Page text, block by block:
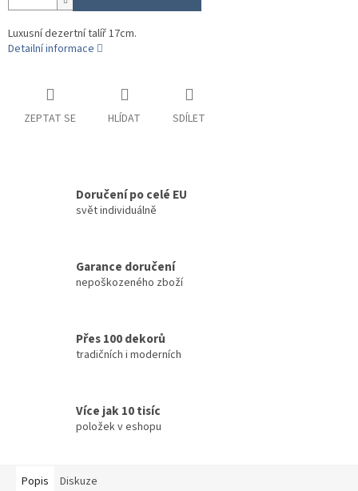
Luxusní dezertní talíř 17cm.
Detailní informace
ZEPTAT SE HLÍDAT SDÍLET
Doručení po celé EU
svět individuálně
Garance doručení
nepoškozeného zboží
Přes 100 dekorů
tradičních i moderních
Více jak 10 tisíc
položek v eshopu
Popis Diskuze